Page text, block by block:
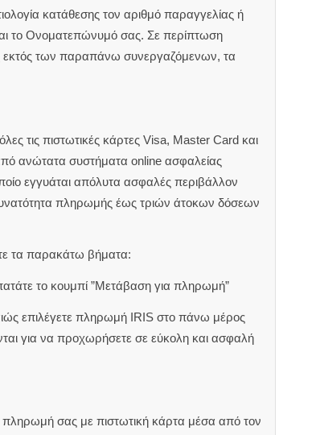
κατάθεσης τον αριθμό παραγγελίας ή
το Ονοματεπώνυμό σας. Σε περίπτωση
των παραπάνω συνεργαζόμενων, τα
τις πιστωτικές κάρτες Visa, Master Card και
ανώτατα συστήματα online ασφαλείας
εγγυάται απόλυτα ασφαλές περιβάλλον
πληρωμής έως τριών άτοκων δόσεων
τα παρακάτω βήματα:
το κουμπί ”Μετάβαση για πληρωμή”
επιλέγετε πληρωμή IRIS στο πάνω μέρος
για να προχωρήσετε σε εύκολη και ασφαλή
σας με πιστωτική κάρτα μέσα από τον